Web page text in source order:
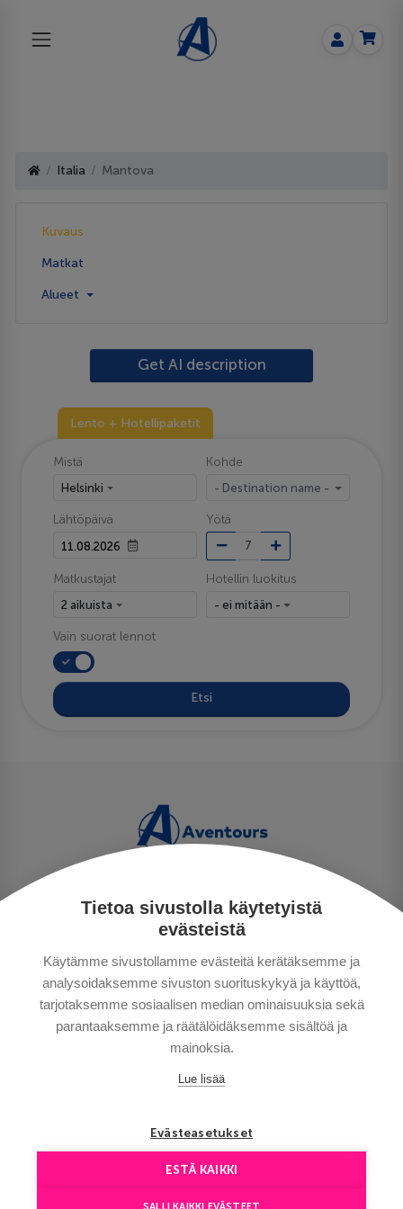
Tietoa sivustolla käytetyistä
evästeistä
Käytämme sivustollamme evästeitä kerätäksemme ja
analysoidaksemme sivuston suorituskykyä ja käyttöä,
tarjotaksemme sosiaalisen median ominaisuuksia sekä
parantaaksemme ja räätälöidäksemme sisältöä ja
mainoksia.
Lue lisää
Evästeasetukset
ESTÄ KAIKKI
Italia Mantova
Kuvaus
Matkat
Alueet
Get AI description
Lento + Hotellipaketit
Mistä
Helsinki
Kohde
- Destination name -
Lähtöpäivä Yötä
Matkustajat
2 aikuista
Hotellin luokitus
- ei mitään -
Vain suorat lennot
Etsi
TIETOSUOJA
MAKSUTAVAT
MATKAEHDOT
HYVÄ TIETÄÄ
YHTEYSTIEDOT
Сopyright © Aventours 2026